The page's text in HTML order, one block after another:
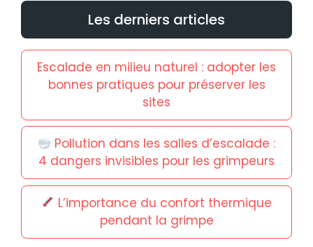
Les derniers articles
Escalade en milieu naturel : adopter les
bonnes pratiques pour préserver les
sites
Pollution dans les salles d’escalade :
4 dangers invisibles pour les grimpeurs
L’importance du confort thermique
pendant la grimpe